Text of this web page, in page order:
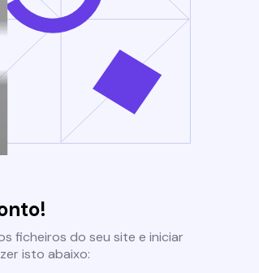
ficheiros do seu site e iniciar
isto abaixo: